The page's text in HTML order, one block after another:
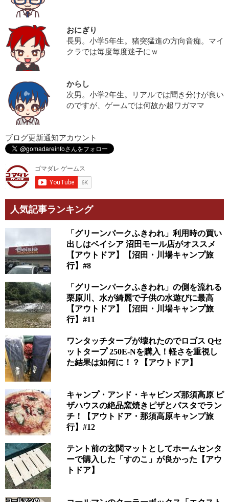
おにぎり
長男。小学5年生。猪突猛進の方向音痴。マイ
クラでは毎度毎度迷子にｗ
からし
次男。小学2年生。リアルでは聞き分けが良い
のですが、ゲームでは何故か超ワガママ
ブログ更新通知アカウント
人気記事ランキング
「グリーンパークふきわれ」利用時の買い
出しはベイシア 沼田モール店がオススメ
【アウトドア】【沼田・川場キャンプ旅
行】#8
「グリーンパークふきわれ」の側を流れる
栗原川、水が綺麗で子供の水遊びに最高
【アウトドア】【沼田・川場キャンプ旅
行】#11
ワンタッチタープが壊れたのでロゴス Qセ
ットタープ 250E-Nを購入！軽さを重視し
た結果は如何に！？【アウトドア】
キャンプ・アンド・キャビンズ那須高原 ピ
ザハウスの絶品窯焼きピザとパスタでラン
チ！【アウトドア・那須高原キャンプ旅
行】#12
テント前の玄関マットとしてホームセンタ
ーで購入した「すのこ」が良かった【アウ
トドア】